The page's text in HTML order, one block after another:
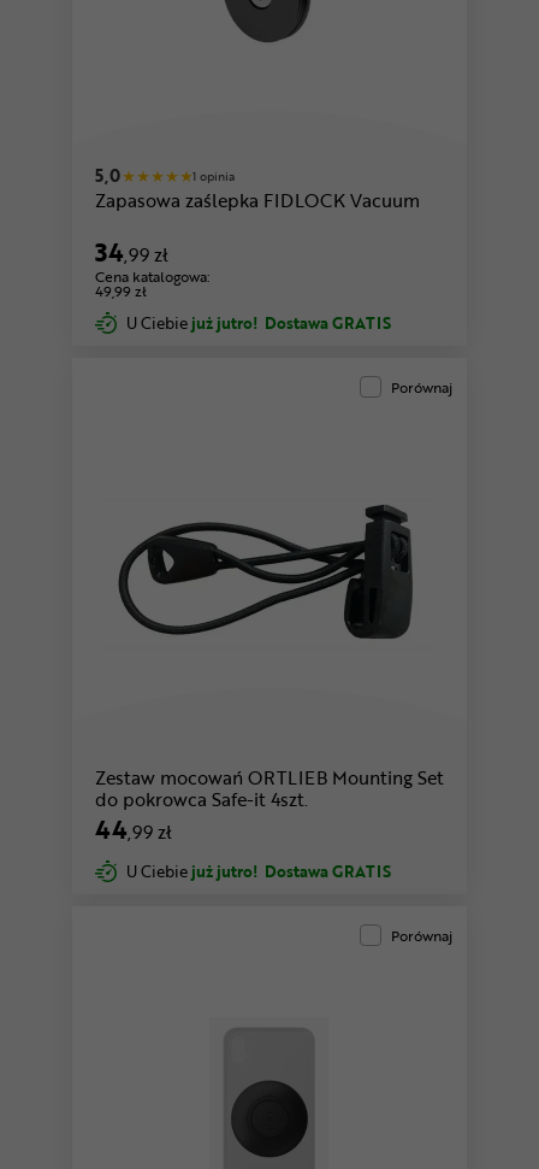
5,0 1 opinia
Zapasowa zaślepka FIDLOCK Vacuum
34,99 zł
Cena katalogowa:
49,99 zł
U Ciebie już jutro! Dostawa GRATIS
Porównaj
Zestaw mocowań ORTLIEB Mounting Set
do pokrowca Safe-it 4szt.
44,99 zł
U Ciebie już jutro! Dostawa GRATIS
Porównaj